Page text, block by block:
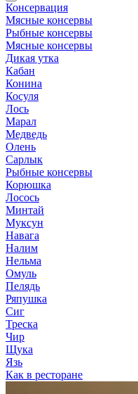
Консервация
Мясные консервы
Рыбные консервы
Мясные консервы
Дикая утка
Кабан
Конина
Косуля
Лось
Марал
Медведь
Олень
Сарлык
Рыбные консервы
Корюшка
Лосось
Минтай
Муксун
Навага
Налим
Нельма
Омуль
Пелядь
Ряпушка
Сиг
Треска
Чир
Щука
Язь
Как в ресторане